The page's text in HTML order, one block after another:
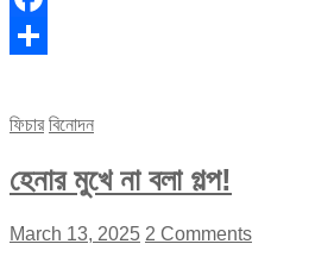
Facebook
ফিচার বিনোদন
হেনার মুখে না বলা গল্প!
March 13, 2025 2 Comments